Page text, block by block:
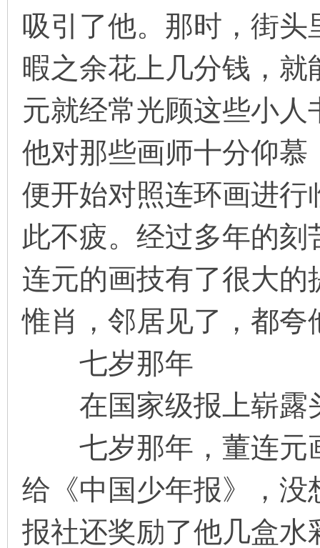
吸引了他。那时，街
暇之余花上几分钱，
元就经常光顾这些小
他对那些画师十分仰
便开始对照连环画进
此不疲。经过多年的
连元的画技有了很大
惟肖，邻居见了，都夸
七岁那年
在国家级报上崭露
七岁那年，董连元画
给《中国少年报》，
报社还奖励了他几盒